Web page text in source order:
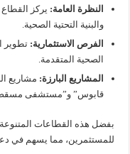
النظرة العامة: يركز
والبنية التحتية الصحية.
الفرص الاستثمارية: تطوير
الصحية المتقدمة.
المشاريع البارزة: مشاريع
قابوس” و”مستشفى
بفضل هذه القطاعات
للمستثمرين، مما يسهم في دعم